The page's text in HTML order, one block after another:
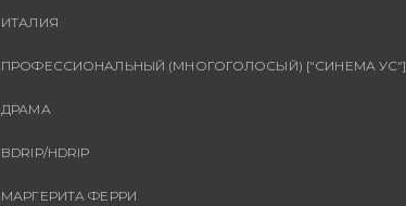
ИТАЛИЯ
ПРОФЕССИОНАЛЬНЫЙ (МНОГОГОЛОСЫЙ) ["СИНЕМА УС"]
ДРАМА
BDRIP/HDRIP
МАРГЕРИТА ФЕРРИ